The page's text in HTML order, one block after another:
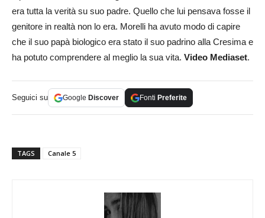
era tutta la verità su suo padre. Quello che lui pensava fosse il
genitore in realtà non lo era. Morelli ha avuto modo di capire
che il suo papà biologico era stato il suo padrino alla Cresima e
ha potuto comprendere al meglio la sua vita. Video Mediaset.
Seguici su Google Discover Fonti Preferite
TAGS Canale 5